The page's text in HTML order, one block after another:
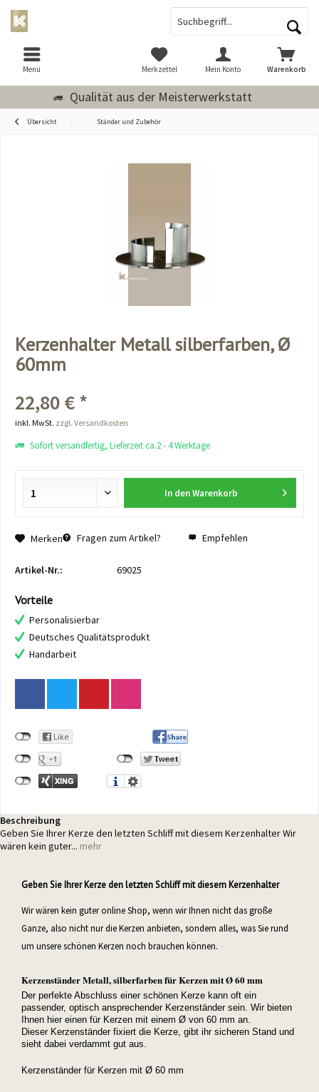
Qualität aus der Meisterwerkstatt
Menü Warenkorb
Merkzettel Mein Konto
Übersicht Ständer und Zubehör
Kerzenhalter Metall silberfarben, Ø
60mm
22,80 € *
inkl. MwSt. zzgl. Versandkosten
Sofort versandfertig, Lieferzeit ca.2 - 4 Werktage
In den Warenkorb
Merken Fragen zum Artikel? Empfehlen
Artikel-Nr.: 69025
Vorteile
Personalisierbar
Deutsches Qualitätsprodukt
Handarbeit
Beschreibung
Geben Sie Ihrer Kerze den letzten Schliff mit diesem Kerzenhalter Wir
wären kein guter... mehr
Geben Sie Ihrer Kerze den letzten Schliff mit diesem Kerzenhalter
Wir wären kein guter online Shop, wenn wir Ihnen nicht das große
Ganze, also nicht nur die Kerzen anbieten, sondern alles, was Sie rund
um unsere schönen Kerzen noch brauchen können.
Kerzenständer Metall, silberfarben für Kerzen mit Ø 60 mm
Der perfekte Abschluss einer schönen Kerze kann oft ein
passender, optisch ansprechender Kerzenständer sein. Wir bieten
Ihnen hier einen für Kerzen mit einem Ø von 60 mm an.
Dieser Kerzenständer fixiert die Kerze, gibt ihr sicheren Stand und
sieht dabei verdammt gut aus.
Kerzenständer für Kerzen mit Ø 60 mm